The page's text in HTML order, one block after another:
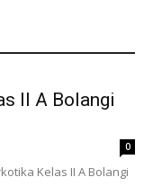
II A Bolangi
0
Kelas II A Bolangi